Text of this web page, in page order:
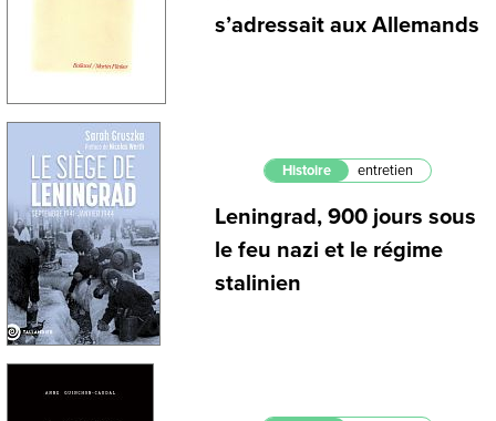
s’adressait aux Allemands
Histoire entretien
Leningrad, 900 jours sous
le feu nazi et le régime
stalinien